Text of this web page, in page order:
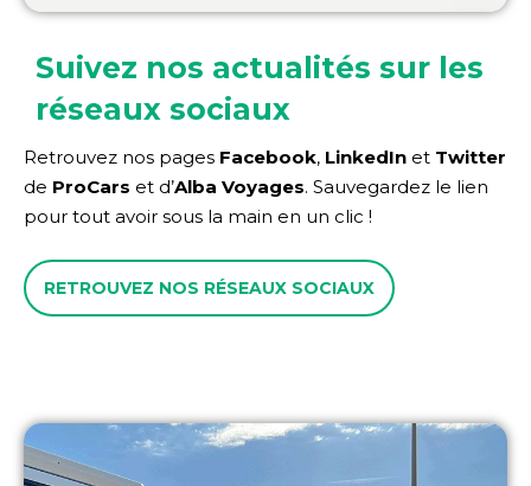
Suivez nos actualités sur les
réseaux sociaux
Retrouvez nos pages Facebook, LinkedIn et Twitter
de ProCars et d’Alba Voyages. Sauvegardez le lien
pour tout avoir sous la main en un clic !
RETROUVEZ NOS RÉSEAUX SOCIAUX